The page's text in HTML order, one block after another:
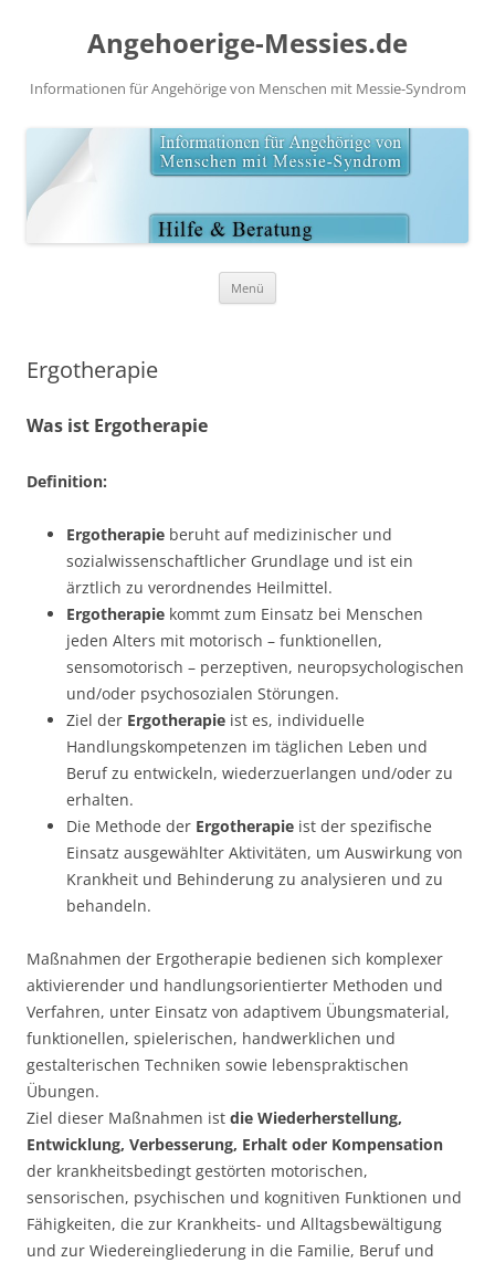
Angehoerige-Messies.de
Informationen für Angehörige von Menschen mit Messie-Syndrom
Menü
Ergotherapie
Was ist Ergotherapie
Definition:
Ergotherapie beruht auf medizinischer und
sozialwissenschaftlicher Grundlage und ist ein
ärztlich zu verordnendes Heilmittel.
Ergotherapie kommt zum Einsatz bei Menschen
jeden Alters mit motorisch – funktionellen,
sensomotorisch – perzeptiven, neuropsychologischen
und/oder psychosozialen Störungen.
Ziel der Ergotherapie ist es, individuelle
Handlungskompetenzen im täglichen Leben und
Beruf zu entwickeln, wiederzuerlangen und/oder zu
erhalten.
Die Methode der Ergotherapie ist der spezifische
Einsatz ausgewählter Aktivitäten, um Auswirkung von
Krankheit und Behinderung zu analysieren und zu
behandeln.
Maßnahmen der Ergotherapie bedienen sich komplexer
aktivierender und handlungsorientierter Methoden und
Verfahren, unter Einsatz von adaptivem Übungsmaterial,
funktionellen, spielerischen, handwerklichen und
gestalterischen Techniken sowie lebenspraktischen
Übungen.
Ziel dieser Maßnahmen ist die Wiederherstellung,
Entwicklung, Verbesserung, Erhalt oder Kompensation
der krankheitsbedingt gestörten motorischen,
sensorischen, psychischen und kognitiven Funktionen und
Fähigkeiten, die zur Krankheits- und Alltagsbewältigung
und zur Wiedereingliederung in die Familie, Beruf und